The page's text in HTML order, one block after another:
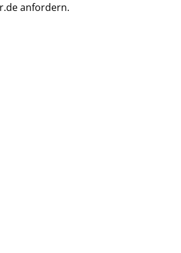
anfordern.